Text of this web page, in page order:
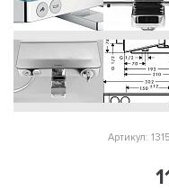
Артикул: